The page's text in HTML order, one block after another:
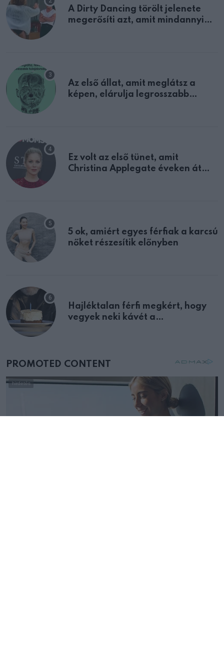
A Dirty Dancing törölt jelenete
megerősíti azt, amit mindannyian
Az első állat, amit meglátsz a
képen, elárulja legrosszabb
Ez volt az első tünet, amit
Christina Applegate éveken át
5 ok, amiért egyes férfiak a karcsú
nőket részesítik előnyben
Hajléktalan férfi megkért, hogy
vegyek neki kávét a